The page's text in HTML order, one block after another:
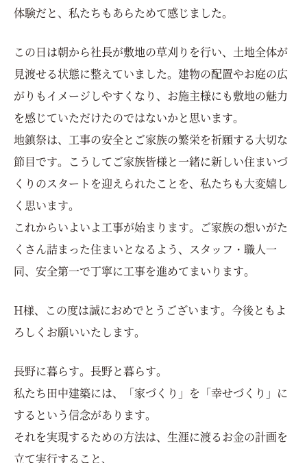
体験だと、私たちもあらためて感じました。
この日は朝から社長が敷地の草刈りを行い、土地全体が
見渡せる状態に整えていました。建物の配置やお庭の広
がりもイメージしやすくなり、お施主様にも敷地の魅力
を感じていただけたのではないかと思います。
地鎮祭は、工事の安全とご家族の繁栄を祈願する大切な
節目です。こうしてご家族皆様と一緒に新しい住まいづ
くりのスタートを迎えられたことを、私たちも大変嬉し
く思います。
これからいよいよ工事が始まります。ご家族の想いがた
くさん詰まった住まいとなるよう、スタッフ・職人一
同、安全第一で丁寧に工事を進めてまいります。
H様、この度は誠におめでとうございます。今後ともよ
ろしくお願いいたします。
長野に暮らす。長野と暮らす。
私たち田中建築には、「家づくり」を「幸せづくり」に
するという信念があります。
それを実現するための方法は、生涯に渡るお金の計画を
立て実行すること、